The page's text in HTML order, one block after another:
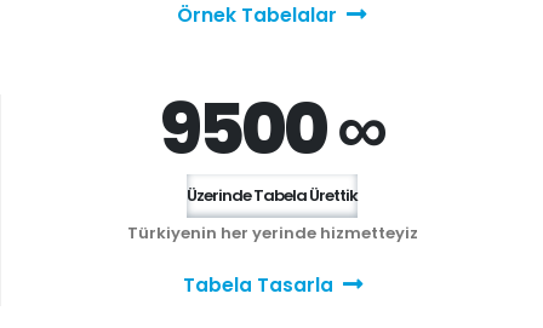
Örnek Tabelalar
9500 ∞
Üzerinde Tabela Ürettik
Türkiyenin her yerinde hizmetteyiz
Tabela Tasarla